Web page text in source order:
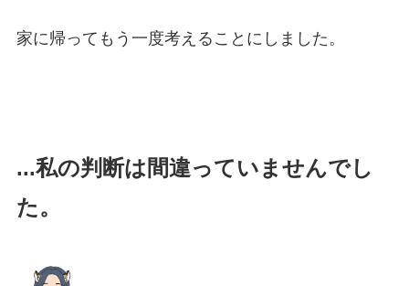
家に帰ってもう一度考えることにしました。
...私の判断は間違っていませんでし
た。